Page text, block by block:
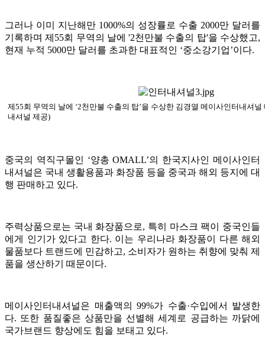
그러나 이미 지난해만 1000%의 성장률로 수출 2000만 달러를
기록하며 제55회 무역의 날에 '2천만불 수출의 탑'을 수상했고,
현재 누적 5000만 달러를 초과한 대표적인 ‘중소강기업’이다.
제55회 무역의 날에 ‘2천만불 수출의 탑’을 수상한 김경열 메이사인터내셔
내셔널 제공)
중국의 역직구몰인 ‘양총 OMALL’의 한국지사인 메이사인터
내셔널은 국내 생활용품과 화장품 등을 중국과 해외 등지에 대
행 판매하고 있다.
주력상품으로는 국내 화장품으로, 특히 마스크 팩이 중국인들
에게 인기가 있다고 한다. 이는 우리나라 화장품이 다른 해외
물품보다 트랜드에 민감하고, 소비자가 원하는 취향에 맞춰 제
품을 생산하기 때문이다.
메이사인터내셔널은 매출액의 99%가 수출·수입에서 발생한
다. 또한 품질좋은 상품만을 선별해 세계로 공급하는 까닭에
국가브랜드 향상에도 힘을 보태고 있다.